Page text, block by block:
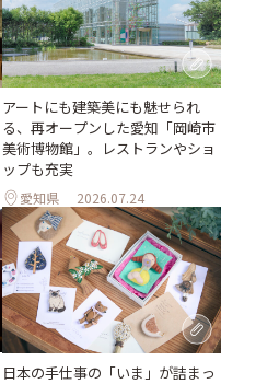
アートにも建築美にも魅せられ
る、再オープンした愛知「岡崎市
美術博物館」。レストランやショ
ップも充実
愛知県 2026.07.24
日本の手仕事の「いま」が詰まっ